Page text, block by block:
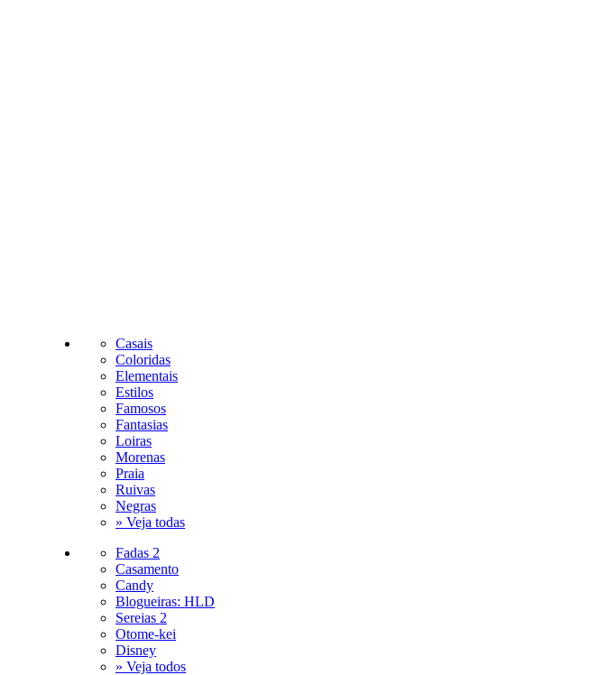
Casais
Coloridas
Elementais
Estilos
Famosos
Fantasias
Loiras
Morenas
Praia
Ruivas
Negras
» Veja todas
Fadas 2
Casamento
Candy
Blogueiras: HLD
Sereias 2
Otome-kei
Disney
» Veja todos